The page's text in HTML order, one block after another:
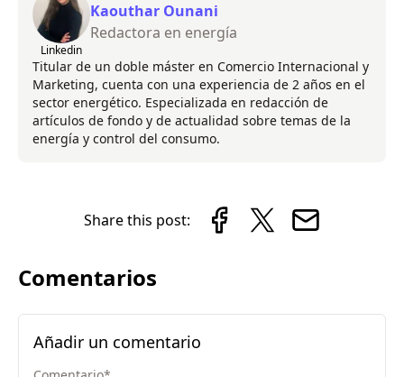
Linkedin
Kaouthar Ounani
Redactora en energía
Titular de un doble máster en Comercio Internacional y
Marketing, cuenta con una experiencia de 2 años en el
sector energético. Especializada en redacción de
artículos de fondo y de actualidad sobre temas de la
energía y control del consumo.
Share this post:
Comentarios
Añadir un comentario